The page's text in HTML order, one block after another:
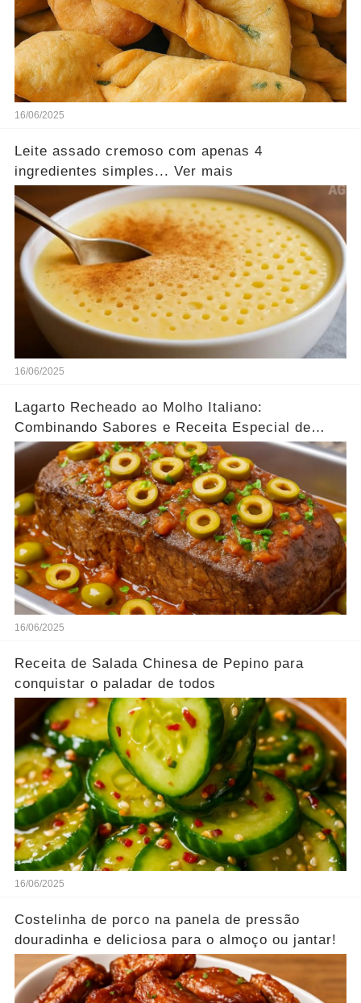
16/06/2025
Leite assado cremoso com apenas 4
ingredientes simples... Ver mais
16/06/2025
Lagarto Recheado ao Molho Italiano:
Combinando Sabores e Receita Especial de
família
16/06/2025
Receita de Salada Chinesa de Pepino para
conquistar o paladar de todos
16/06/2025
Costelinha de porco na panela de pressão
douradinha e deliciosa para o almoço ou jantar!